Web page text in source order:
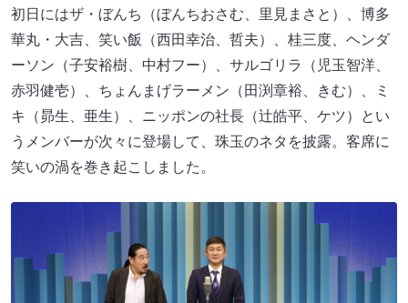
初日にはザ・ぼんち（ぼんちおさむ、里見まさと）、博多
華丸・大吉、笑い飯（西田幸治、哲夫）、桂三度、ヘンダ
ーソン（子安裕樹、中村フー）、サルゴリラ（児玉智洋、
赤羽健壱）、ちょんまげラーメン（田渕章裕、きむ）、ミ
キ（昴生、亜生）、ニッポンの社長（辻皓平、ケツ）とい
うメンバーが次々に登場して、珠玉のネタを披露。客席に
笑いの渦を巻き起こしました。